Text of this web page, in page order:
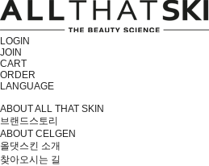
LOGIN
JOIN
CART
ORDER
LANGUAGE
ABOUT ALL THAT SKIN
브랜드스토리
ABOUT CELGEN
올댓스킨 소개
찾아오시는 길